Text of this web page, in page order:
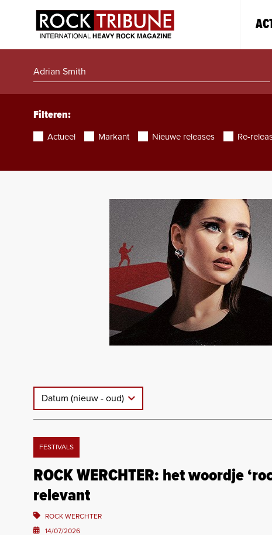
Filteren:
Actueel Markant Nieuwe releases Re-
Datum (nieuw - oud)
FESTIVALS
ROCK WERCHTER: het woordje
relevant
ROCK WERCHTER
14/07/2026